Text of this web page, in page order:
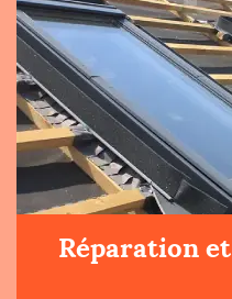
Réparation et